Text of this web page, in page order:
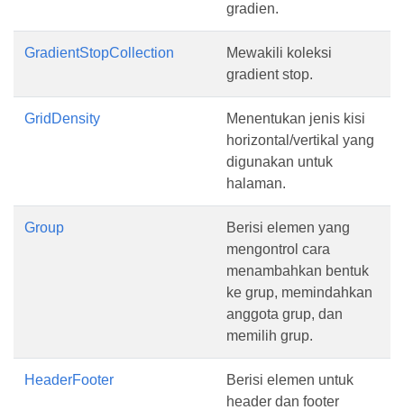
gradien.
GradientStopCollection
Mewakili koleksi
gradient stop.
GridDensity
Menentukan jenis kisi
horizontal/vertikal yang
digunakan untuk
halaman.
Group
Berisi elemen yang
mengontrol cara
menambahkan bentuk
ke grup, memindahkan
anggota grup, dan
memilih grup.
HeaderFooter
Berisi elemen untuk
header dan footer